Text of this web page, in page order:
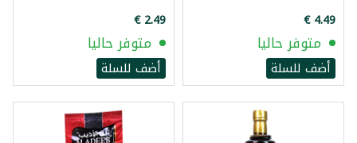
متوفر حاليا
أضف للسلة
متوفر حاليا
أضف للسلة